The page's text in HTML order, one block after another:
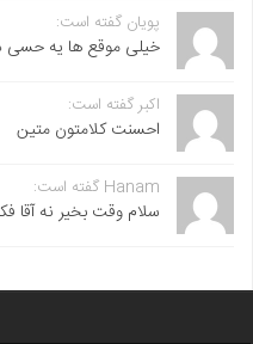
پویان گفته است:
خیلی موقع ها یه حسی
اکبر گفته است:
احسنت ‌کلامتون متین
Hanam گفته است:
سلام وقت بخیر نه آقا